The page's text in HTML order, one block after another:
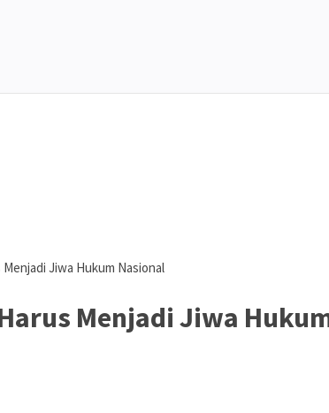
Jiwa Hukum Nasional
Menjadi Jiwa